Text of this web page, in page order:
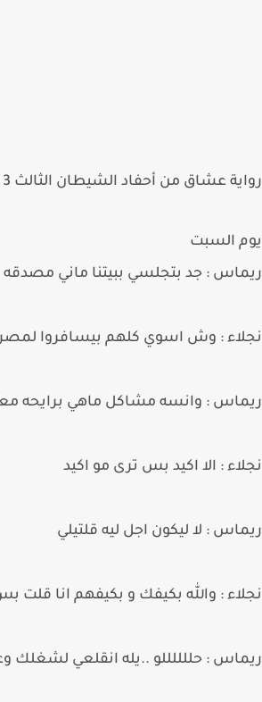
رواية عشاق من أحفاد الشيطان الثالث 3 بقلم المنحوسه أو متحكلة بدم خاينها.
يوم السبت
ريماس : جد بتجلسي ببيتنا ماني مصدقه
نجلاء : وش اسوي كلهم بيسافروا لمصر
ريماس : وانسه مشاكل ماهي برايحه
نجلاء : الا اكيد بس ترى مو اكيد
ريماس : لا ليكون اجل ليه قلتيلي
نجلاء : والله بكيفك و بكيفهم انا قلت
ريماس : حللللللو ..يله انقلعي لشغلك